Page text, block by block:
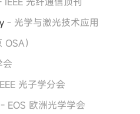
- 光学与激光技术应用
）
会
光子学分会
- EOS 欧洲光学学会